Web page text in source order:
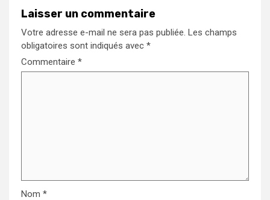
Laisser un commentaire
Votre adresse e-mail ne sera pas publiée. Les champs
obligatoires sont indiqués avec *
Commentaire *
Nom *